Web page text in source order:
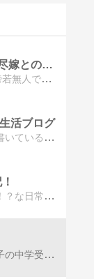
子育て環境改善計画 -理不尽嫁との闘い-
40代2児の父の子育て奮闘記傍若無人で理不尽な嫁に心が折れそう
活ブログ
子育てと日々の生活について書いているブログです。
三姉妹パパと娘達のごく普通！？な日常大変ながら楽しい日常を、笑いのエッセンスを込めて紹介出来ればと思ってます。
元大学受験講師の医師が我が子の中学受験を診る！学習以外にも、趣味や医療についても徒然に書き散らかしています。